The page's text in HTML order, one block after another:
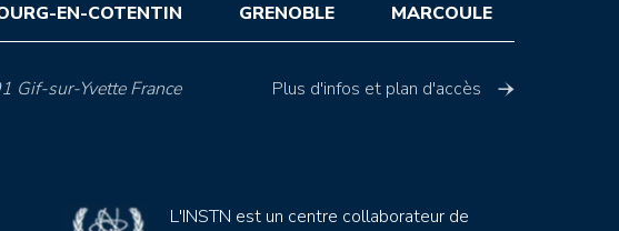
EN-COTENTIN GRENOBLE MARCOULE
Gif-sur-Yvette France Plus d'infos et plan d'accès
L'INSTN est un centre collaborateur de